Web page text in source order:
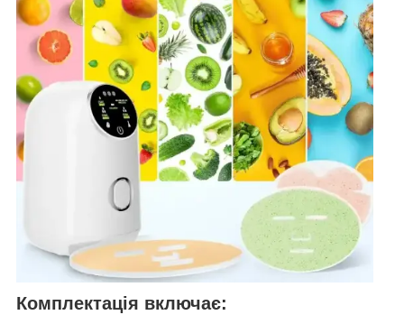
Комплектація включає: